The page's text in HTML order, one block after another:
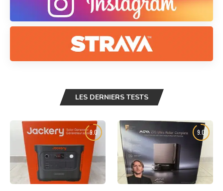
LES DERNIERS TESTS
9.0 9.0